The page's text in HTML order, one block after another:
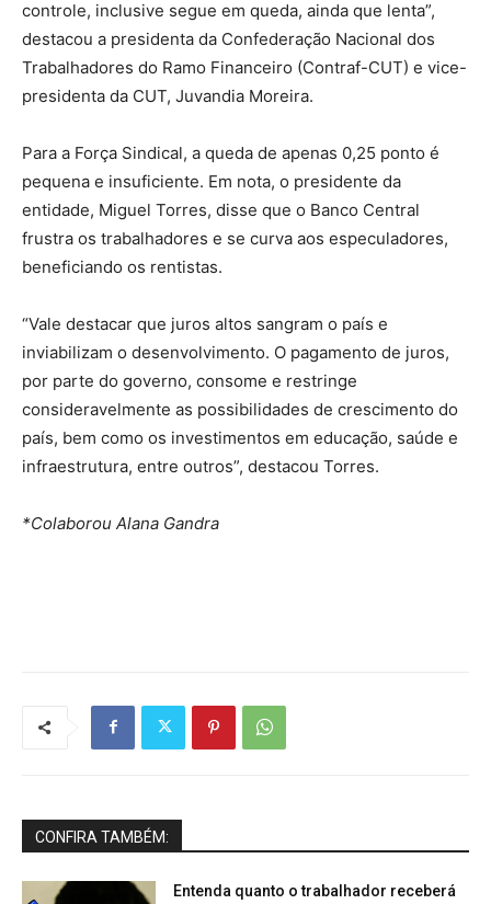
controle, inclusive segue em queda, ainda que lenta”,
destacou a presidenta da Confederação Nacional dos
Trabalhadores do Ramo Financeiro (Contraf-CUT) e vice-
presidenta da CUT, Juvandia Moreira.
Para a Força Sindical, a queda de apenas 0,25 ponto é
pequena e insuficiente. Em nota, o presidente da
entidade, Miguel Torres, disse que o Banco Central
frustra os trabalhadores e se curva aos especuladores,
beneficiando os rentistas.
“Vale destacar que juros altos sangram o país e
inviabilizam o desenvolvimento. O pagamento de juros,
por parte do governo, consome e restringe
consideravelmente as possibilidades de crescimento do
país, bem como os investimentos em educação, saúde e
infraestrutura, entre outros”, destacou Torres.
*Colaborou Alana Gandra
CONFIRA TAMBÉM:
Entenda quanto o trabalhador receberá